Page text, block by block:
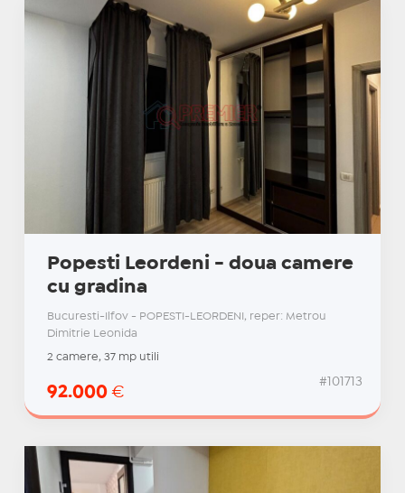
Popesti Leordeni - doua camere
cu gradina
Bucuresti-Ilfov - POPESTI-LEORDENI, reper: Metrou
Dimitrie Leonida
2 camere, 37 mp utili
92.000 €
#101713